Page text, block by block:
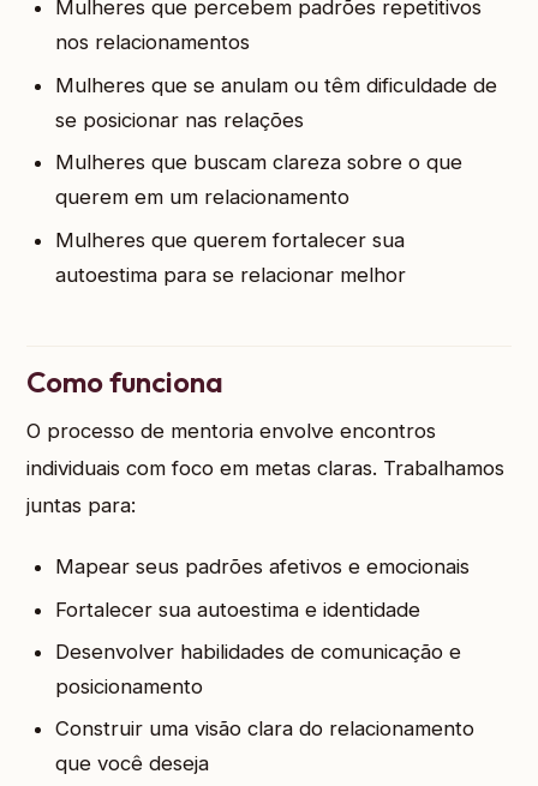
Mulheres que percebem padrões repetitivos
nos relacionamentos
Mulheres que se anulam ou têm dificuldade de
se posicionar nas relações
Mulheres que buscam clareza sobre o que
querem em um relacionamento
Mulheres que querem fortalecer sua
autoestima para se relacionar melhor
Como funciona
O processo de mentoria envolve encontros
individuais com foco em metas claras. Trabalhamos
juntas para:
Mapear seus padrões afetivos e emocionais
Fortalecer sua autoestima e identidade
Desenvolver habilidades de comunicação e
posicionamento
Construir uma visão clara do relacionamento
que você deseja